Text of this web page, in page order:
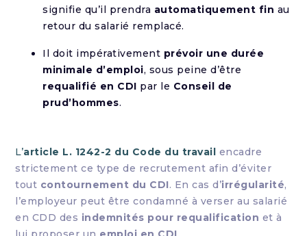
signifie qu’il prendra automatiquement fin au
retour du salarié remplacé.
Il doit impérativement prévoir une durée
minimale d’emploi, sous peine d’être
requalifié en CDI par le Conseil de
prud’hommes.
L’article L. 1242-2 du Code du travail encadre
strictement ce type de recrutement afin d’éviter
tout contournement du CDI. En cas d’irrégularité,
l’employeur peut être condamné à verser au salarié
en CDD des indemnités pour requalification et à